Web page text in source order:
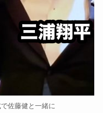
佐藤健と一緒に